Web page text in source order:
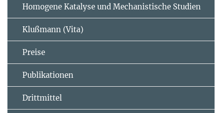
Homogene Katalyse und Mechanistische Studien
Klußmann (Vita)
Preise
Publikationen
Drittmittel